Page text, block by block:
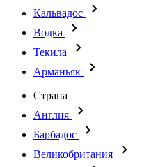
Кальвадос
Водка
Текила
Арманьяк
Страна
Англия
Барбадос
Великобритания